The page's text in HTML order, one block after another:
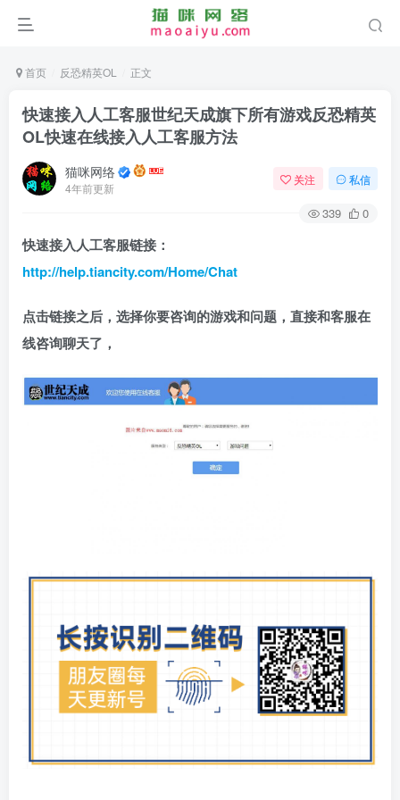
首页 反恐精英OL 正文
快速接入人工客服世纪天成旗下所有游戏反恐精英
OL快速在线接入人工客服方法
猫咪网络
4年前更新
关注 私信
339 0
快速接入人工客服链接：
http://help.tiancity.com/Home/Chat
点击链接之后，选择你要咨询的游戏和问题，直接和客服在
线咨询聊天了，